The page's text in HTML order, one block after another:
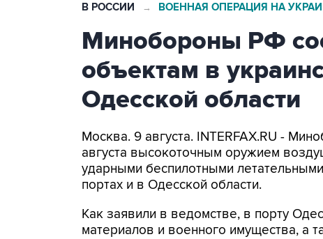
В РОССИИ → ВОЕННАЯ ОПЕРАЦИЯ НА
Минобороны РФ
объектам в
Одесской области
Москва. 9 августа. INTERFAX.RU -
августа высокоточным оружием
ударными беспилотными
портах и в Одесской области.
Как заявили в ведомстве, в порту
материалов и военного имущества, а